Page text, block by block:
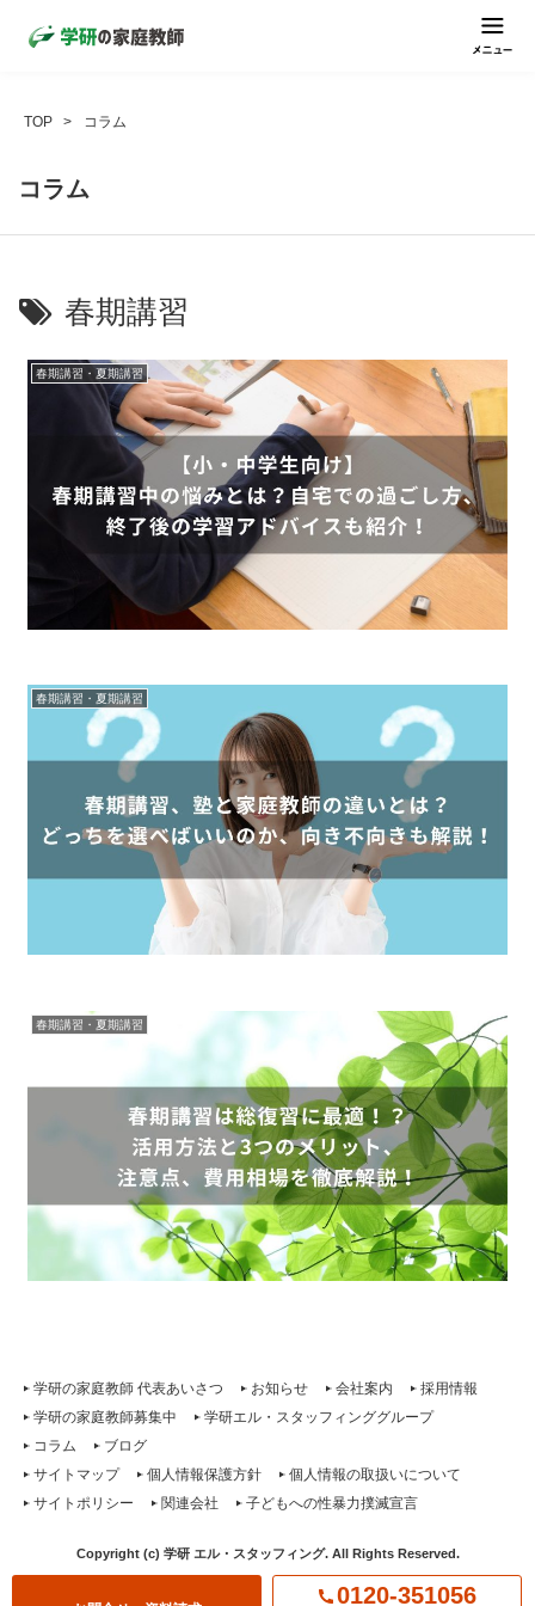
TOP コラム
コラム
春期講習
春期講習・夏期講習
春期講習・夏期講習
春期講習・夏期講習
0120-351056
学研の家庭教師 代表あいさつ お知らせ 会社案内
採用情報
学研の家庭教師募集中
学研エル・スタッフィンググループ
コラム
ブログ
サイトマップ
個人情報保護方針
個人情報の取扱いについて
サイトポリシー
関連会社 子どもへの性暴力撲滅宣言
Copyright (c) 学研 エル・スタッフィング. All Rights Reserved.